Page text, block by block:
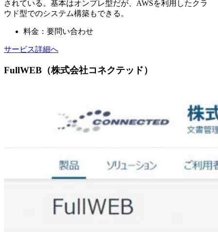
されている。基本はオンプレ型だが、AWSを利用したクラ
ウド型でのシステム構築もできる。
料金：要問い合わせ
サービス詳細へ
FullWEB（株式会社コネクテッド）